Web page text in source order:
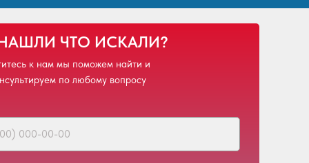
ЧТО ИСКАЛИ?
к нам мы поможем найти и
по любому вопросу